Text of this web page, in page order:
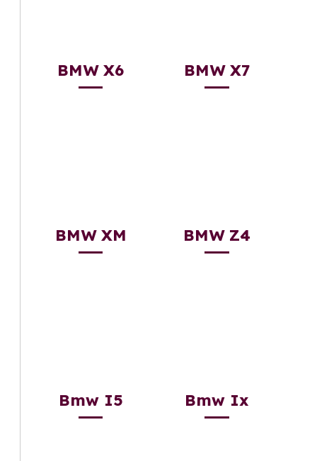
BMW X6 BMW X7
BMW XM BMW Z4
Bmw I5 Bmw Ix